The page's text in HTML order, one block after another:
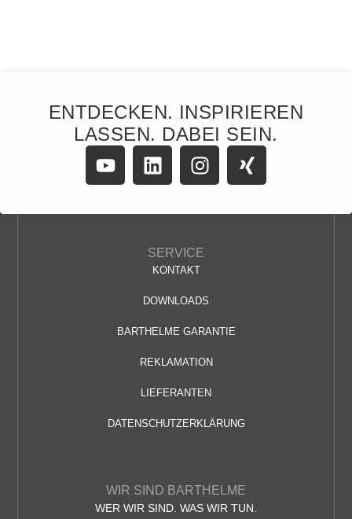
ENTDECKEN. INSPIRIEREN
LASSEN. DABEI SEIN.
SERVICE
KONTAKT
DOWNLOADS
BARTHELME GARANTIE
REKLAMATION
LIEFERANTEN
DATENSCHUTZERKLÄRUNG
WIR SIND BARTHELME
WER WIR SIND. WAS WIR TUN.